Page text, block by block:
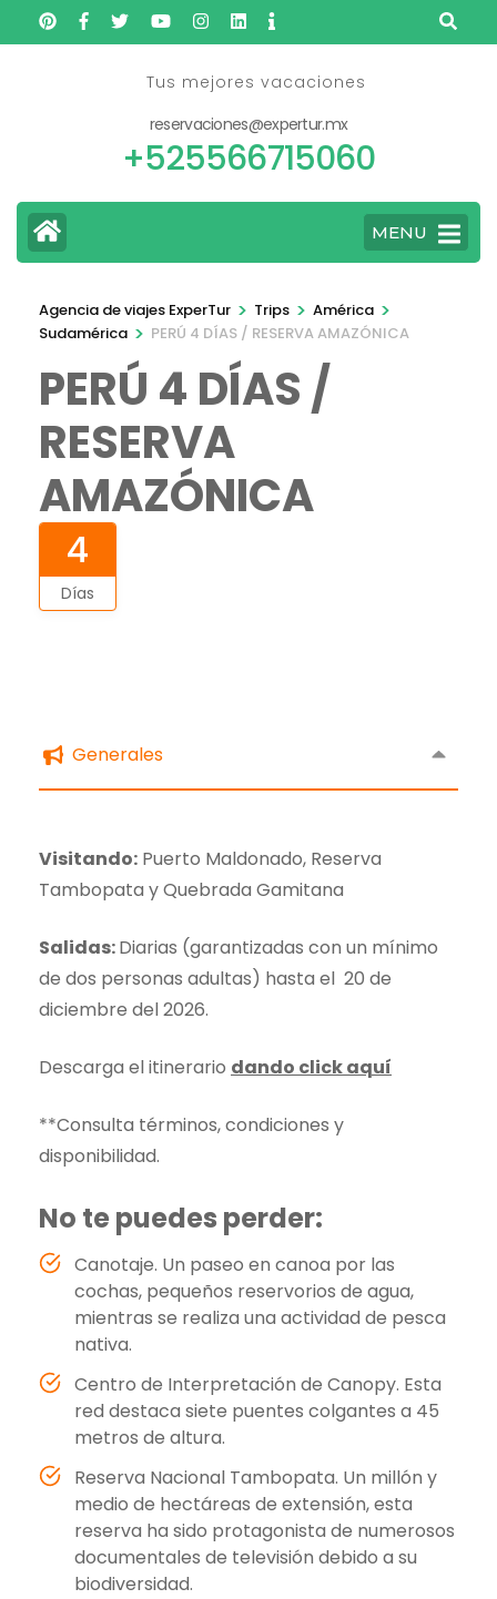
Saltar
al
Tus mejores vacaciones
reservaciones@expertur.mx
+525566715060
MENU
Agencia de viajes ExperTur > Trips > América >
Sudamérica > PERÚ 4 DÍAS / RESERVA AMAZÓNICA
PERÚ 4 DÍAS /
RESERVA
AMAZÓNICA
4
Días
Generales
Visitando: Puerto Maldonado, Reserva
Tambopata y Quebrada Gamitana
Salidas:Diarias (garantizadas con un mínimo
de dos personas adultas) hasta el 20 de
diciembre del 2026.
Descarga el itinerario dando click aquí
**Consulta términos, condiciones y
disponibilidad.
No te puedes perder:
Canotaje. Un paseo en canoa por las
cochas, pequeños reservorios de agua,
mientras se realiza una actividad de pesca
nativa.
Centro de Interpretación de Canopy. Esta
red destaca siete puentes colgantes a 45
metros de altura.
Reserva Nacional Tambopata. Un millón y
medio de hectáreas de extensión, esta
reserva ha sido protagonista de numerosos
documentales de televisión debido a su
biodiversidad.